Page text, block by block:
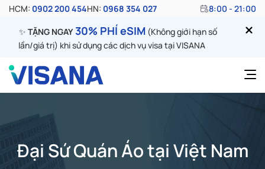
HCM: 0902 200 454HN: 0968 354 027 8:00 - 21:00
✨ TẶNG NGAY30% PHÍ eSIM (Không giới hạn số
lần/giá trị) khi sử dụng các dịch vụ visa tại VISANA
Đại Sứ Quán Áo tại Việt Nam